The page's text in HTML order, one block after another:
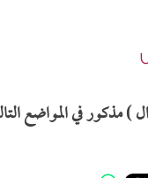
) مذكور في المواضع